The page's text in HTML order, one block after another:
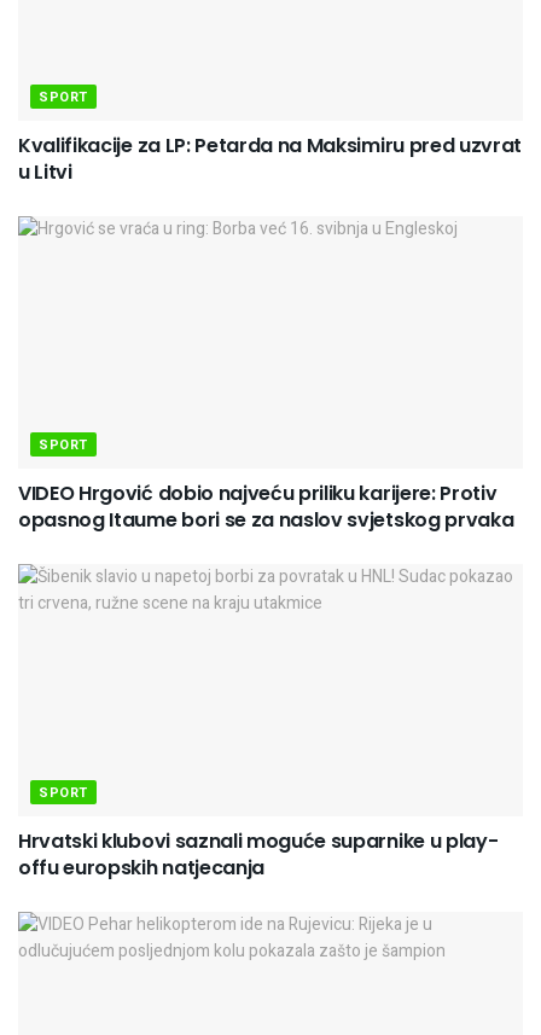
SPORT
Kvalifikacije za LP: Petarda na Maksimiru pred uzvrat
u Litvi
SPORT
VIDEO Hrgović dobio najveću priliku karijere: Protiv
opasnog Itaume bori se za naslov svjetskog prvaka
SPORT
Hrvatski klubovi saznali moguće suparnike u play-
offu europskih natjecanja